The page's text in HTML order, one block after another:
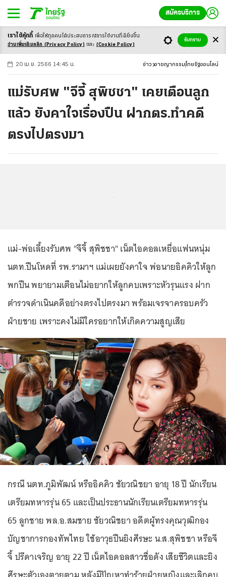
สมัครบริการ
-ก ก ก+
20 เม.ย. 2566 14:45 น. ข่าว อาชญากรรม ไทยรัฐออนไลน์
แม่รับศพ "จีจี้ สุพิชชา" เคยเตือนลูก
แล้ว ยังคาใจเรื่องปืน ฝากตร.ทำคดี
ตรงไปตรงมา
แม่-พ่อเลี้ยงรับศพ "จีจี้ สุพิชชา" เน็ตไอดอลเหยื่อแฟนหนุ่ม
นตท.ปืนโหดที่ รพ.รามาฯ แม่เผยยังคาใจ พ่อนายอิคคิวให้ลูก
พกปืน พยายามเตือนไม่อยากให้ลูกคบเพราะหัวรุนแรง ฝาก
ตำรวจดำเนินคดีอย่างตรงไปตรงมา พร้อมเจรจาครอบครัว
ฝ่ายชาย เพราะคงไม่มีใครอยากให้เกิดความสูญเสีย
กรณี นตท.ภูมิพัฒน์ หรืออิคคิว ชัยวณิชยา อายุ 18 ปี นักเรียน
เตรียมทหารรุ่น 65 และเป็นประธานนักเรียนเตรียมทหารรุ่น
65 ลูกชาย พล.อ.สมชาย ชัยวณิชยา อดีตผู้ทรงคุณวุฒิกอง
บัญชาการกองทัพไทย ใช้อาวุธปืนยิงศีรษะ น.ส.สุพิชชา หรือจี
จี้ ปรีดาเจริญ อายุ 22 ปี เน็ตไอดอลสาวชื่อดัง เสียชีวิตและยิง
เราใช้คุ้กกี้ เพื่อให้ทุกคนได้ประสบการณ์การใช้งานที่ดียิ่งขึ้น
อ่านเพิ่มเติมคลิก (Privacy Policy) และ (Cookie Policy)
รับทราบ